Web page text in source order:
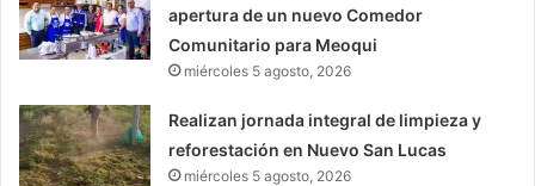
apertura de un nuevo Comedor
Comunitario para Meoqui
miércoles 5 agosto, 2026
Realizan jornada integral de limpieza y
reforestación en Nuevo San Lucas
miércoles 5 agosto, 2026